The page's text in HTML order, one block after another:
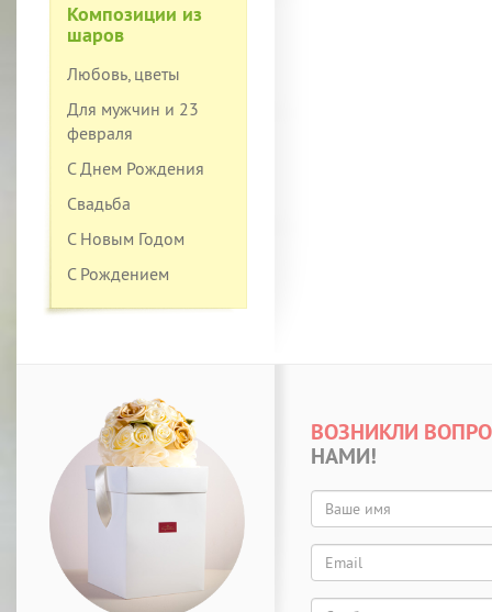
Композиции из
шаров
Любовь, цветы
Для мужчин и 23
февраля
С Днем Рождения
Свадьба
С Новым Годом
С Рождением
ВОЗНИКЛИ
НАМИ!